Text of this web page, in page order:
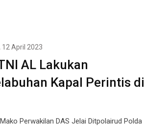
12 April 2023
AL Lakukan
Kapal Perintis di
Perwakilan DAS Jelai Ditpolairud Polda